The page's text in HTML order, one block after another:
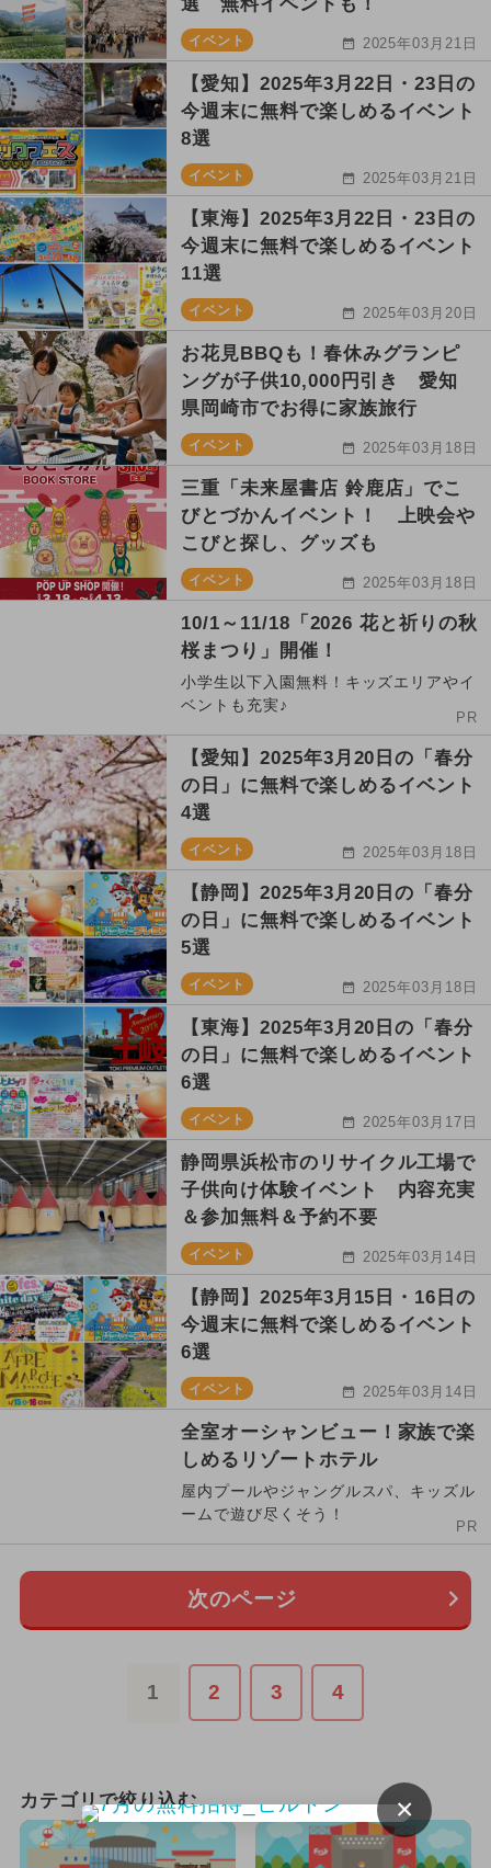
イベント 2025年03月21日
【愛知】2025年3月22日・23日の
今週末に無料で楽しめるイベント
8選
イベント 2025年03月21日
【東海】2025年3月22日・23日の
今週末に無料で楽しめるイベント
11選
イベント 2025年03月20日
お花見BBQも！春休みグランピ
ングが子供10,000円引き 愛知
県岡崎市でお得に家族旅行
イベント 2025年03月18日
三重「未来屋書店 鈴鹿店」でこ
びとづかんイベント！ 上映会や
こびと探し、グッズも
イベント 2025年03月18日
10/1～11/18「2026 花と祈りの秋
桜まつり」開催！
小学生以下入園無料！キッズエリアやイ
ベントも充実♪
PR
【愛知】2025年3月20日の「春分
の日」に無料で楽しめるイベント
4選
イベント 2025年03月18日
【静岡】2025年3月20日の「春分
の日」に無料で楽しめるイベント
5選
イベント 2025年03月18日
【東海】2025年3月20日の「春分
の日」に無料で楽しめるイベント
6選
イベント 2025年03月17日
静岡県浜松市のリサイクル工場で
子供向け体験イベント 内容充実
＆参加無料＆予約不要
イベント 2025年03月14日
【静岡】2025年3月15日・16日の
今週末に無料で楽しめるイベント
6選
イベント 2025年03月14日
全室オーシャンビュー！家族で楽
しめるリゾートホテル
屋内プールやジャングルスパ、キッズル
ームで遊び尽くそう！
PR
次のページ
1 2 3 4
カテゴリで絞り込む ×